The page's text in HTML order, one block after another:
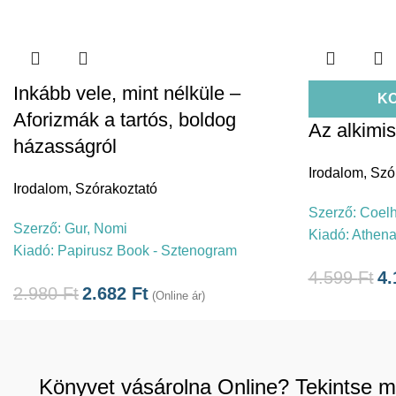
Inkább vele, mint nélküle –
Aforizmák a tartós, boldog
házasságról
Irodalom, Szórakoztató
Szerző: Gur, Nomi
Kiadó: Papirusz Book - Sztenogram
2.980Ft2.682 Ft (Online ár)
Az
Irodalom,
Szerző:
Kiadó:
4.599Ft
Könyvet vásárolna Online? Tekintse